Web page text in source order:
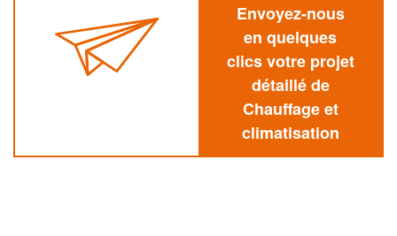
Envoyez-nous
en quelques
clics votre projet
détaillé de
Chauffage et
climatisation